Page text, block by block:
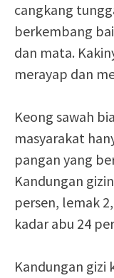
cangkang
berkembang
dan mata.
merayap dan
Keong sawah
masyarakat
pangan yang
Kandungan
persen, lemak
kadar abu 24
Kandungan gizi